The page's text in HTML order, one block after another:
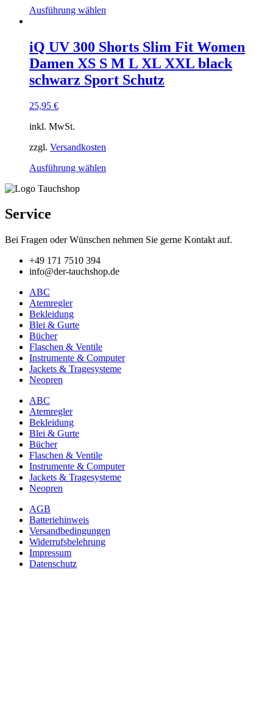
Ausführung wählen
mehrere
Varianten
auf.
Die
Optionen
werden
iQ UV 300 Shorts Slim Fit Women
Damen XS S M L XL XXL black
schwarz Sport Schutz
25,95 €
inkl. MwSt.
zzgl. Versandkosten
Ausführung wählen
Optionen
auf
der
Service
Bei Fragen oder Wünschen nehmen Sie gerne Kontakt auf.
+49 171 7510 394
info@der-tauchshop.de
ABC
Atemregler
Bekleidung
Blei & Gurte
Bücher
Flaschen & Ventile
Instrumente & Computer
Jackets & Tragesysteme
Neopren
ABC
Atemregler
Bekleidung
Blei & Gurte
Bücher
Flaschen & Ventile
Instrumente & Computer
Jackets & Tragesysteme
Neopren
AGB
Batteriehinweis
Versandbedingungen
Widerrufsbelehrung
Impressum
Datenschutz